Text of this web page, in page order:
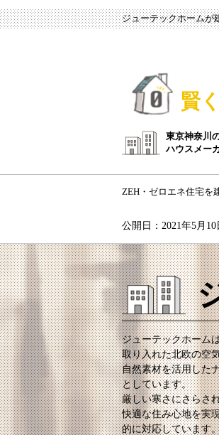
ジューテックホームが
賢く
東京神奈川
ハウスメー
ZEH・ゼロエネ住宅を
公開日： 2021年5月10
ジューテックホーム
取り入れた北欧の空
自然素材を活用した
としています。
厳しい寒さにさらさ
快適な住み心地を実
的に対応しています